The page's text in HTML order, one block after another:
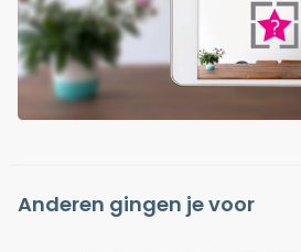
Anderen gingen je voor